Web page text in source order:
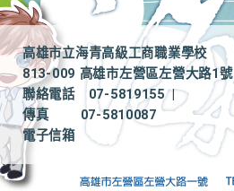
高雄市立海青高級工商職業學校
813-009 高雄市左營區左營大路1號
聯絡電話
07-5819155
|
傳真
07-5810087
電子信箱